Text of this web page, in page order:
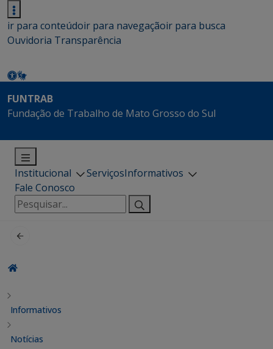
ir para conteúdoir para navegaçãoir para busca
Ouvidoria Transparência
FUNTRAB
Fundação de Trabalho de Mato Grosso do Sul
Institucional ServiçosInformativos
Fale Conosco
Pesquisar
por:
Informativos
Notícias